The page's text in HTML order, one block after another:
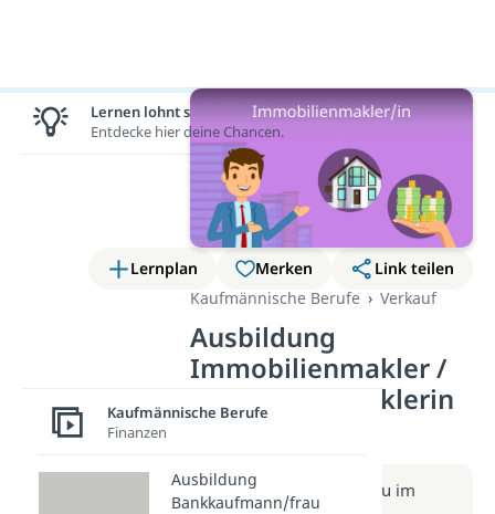
Lernplan Merken
Link teilen
Kaufmännische Berufe
Verkauf
Ausbildung
Immobilienmakler /
Immobilienmaklerin
(Video)
Weitere Infos erhältst du im
Lernen lohnt sich!
Entdecke hier deine Chancen.
Kaufmännische Berufe
Finanzen
Ausbildung
Bankkaufmann/frau